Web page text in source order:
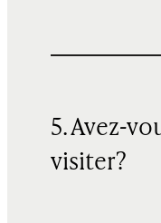
5. Avez-
visiter?